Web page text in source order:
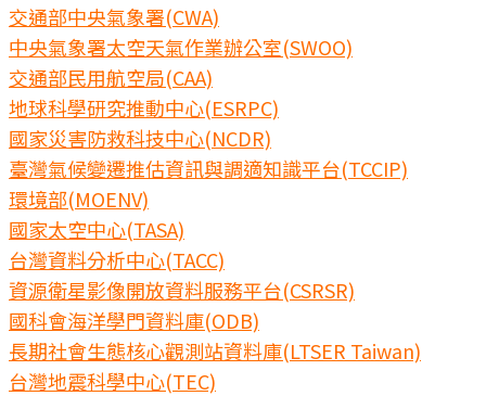
交通部中央氣象署(CWA)
中央氣象署太空天氣作業辦公室(SWOO)
交通部民用航空局(CAA)
地球科學研究推動中心(ESRPC)
國家災害防救科技中心(NCDR)
臺灣氣候變遷推估資訊與調適知識平台(TCCIP)
環境部(MOENV)
國家太空中心(TASA)
台灣資料分析中心(TACC)
資源衛星影像開放資料服務平台(CSRSR)
國科會海洋學門資料庫(ODB)
長期社會生態核心觀測站資料庫(LTSER Taiwan)
台灣地震科學中心(TEC)